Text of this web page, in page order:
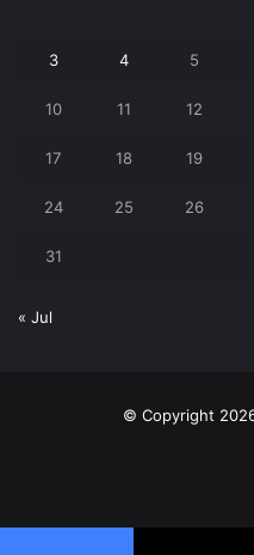
3 4 5
10 11 12
17 18 19
24 25 26
31
« Jul
© Copyright